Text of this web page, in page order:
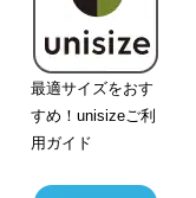
最適サイズをおす
すめ！unisizeご利
用ガイド